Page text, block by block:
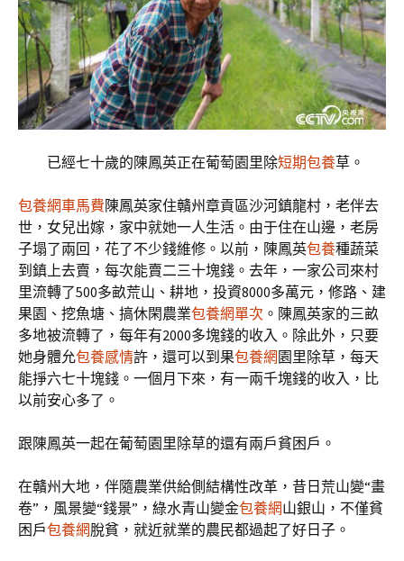
已經七十歲的陳鳳英正在葡萄園里除短期包養草。
包養網車馬費陳鳳英家住贛州章貢區沙河鎮龍村，老伴去
世，女兒出嫁，家中就她一人生活。由于住在山邊，老房
子塌了兩回，花了不少錢維修。以前，陳鳳英包養種蔬菜
到鎮上去賣，每次能賣二三十塊錢。去年，一家公司來村
里流轉了500多畝荒山、耕地，投資8000多萬元，修路、建
果園、挖魚塘、搞休閑農業包養網單次 。陳鳳英家的三畝
多地被流轉了，每年有2000多塊錢的收入。除此外，只要
她身體允包養感情許，還可以到果包養網園里除草，每天
能掙六七十塊錢。一個月下來，有一兩千塊錢的收入，比
以前安心多了。
跟陳鳳英一起在葡萄園里除草的還有兩戶貧困戶。
在贛州大地，伴隨農業供給側結構性改革，昔日荒山變“畫
卷”，風景變“錢景”，綠水青山變金包養網山銀山，不僅貧
困戶包養網脫貧，就近就業的農民都過起了好日子。